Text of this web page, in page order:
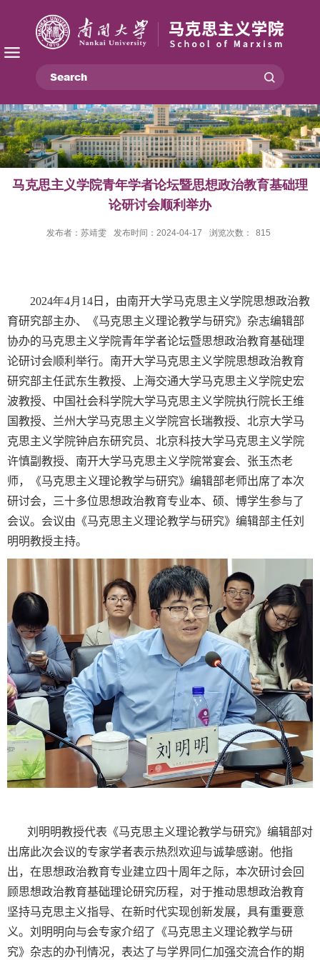
马克思主义学院青年学者论坛暨思想政治教育基础理
论研讨会顺利举办
发布者：苏靖雯 发布时间：2024-04-17 浏览次数： 815
2024年4月 14日，由南开大学马克思主义学院思想政治教
育研究部主办、《马克思主义理论教学与研究》杂志编辑部
协办的马克思主义学院青年学者论坛暨思想政治教育基础理
论研讨会顺利举行。南开大学马克思主义学院思想政治教育
研究部主任武东生教授、上海交通大学马克思主义学院史宏
波教授、中国社会科学院大学马克思主义学院执行院长王维
国教授、兰州大学马克思主义学院宫长瑞教授、北京大学马
克思主义学院钟启东研究员、北京科技大学马克思主义学院
许慎副教授、南开大学马克思主义学院常宴会、张玉杰老
师，《马克思主义理论教学与研究》编辑部老师出席了本次
研讨会，三十多位思想政治教育专业本、硕、博学生参与了
会议。 会议由《马克思主义理论教学与研究》编辑部主任刘
明明教授主持。
刘明明教授代表《马克思主义理论教学与研究》编辑部对
出席此次会议的专家学者表示热烈欢迎与诚挚感谢。他指
出，在思想政治教育专业建立四十周年之际，本次研讨会回
顾思想政治教育基础理论研究历程，对于推动思想政治教育
坚持马克思主义指导、在新时代实现创新发展，具有重要意
义。刘明明向与会专家介绍了《马克思主义理论教学与研
究》杂志的办刊情况，表达了与学界同仁加强交流合作的期